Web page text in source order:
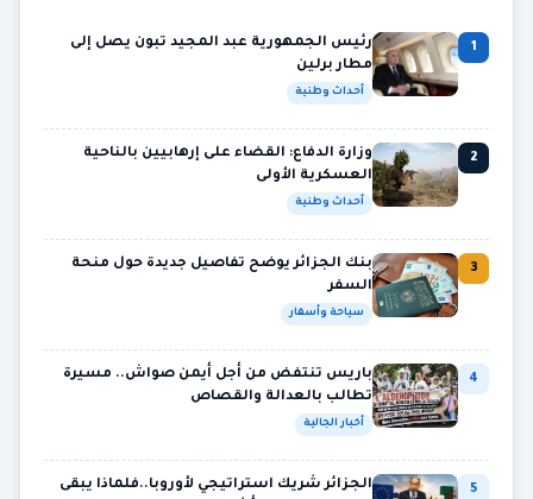
1
رئيس الجمهورية عبد المجيد تبون يصل إلى
مطار برلين
أحداث وطنية
2
وزارة الدفاع: القضاء على إرهابيين بالناحية
العسكرية الأولى
أحداث وطنية
3
بنك الجزائر يوضح تفاصيل جديدة حول منحة
السفر
سياحة وأسفار
4
باريس تنتفض من أجل أيمن صواش.. مسيرة
تطالب بالعدالة والقصاص
أخبار الجالية
5
الجزائر شريك استراتيجي لأوروبا..فلماذا يبقى